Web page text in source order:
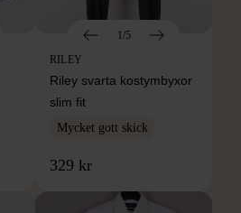
1/5
RILEY
Riley svarta kostymbyxor
slim fit
Mycket gott skick
329 kr